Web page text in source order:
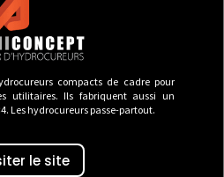
compacts de cadre pour
utilitaires. Ils fabriquent aussi un
Les hydrocureurs passe-partout.
le site